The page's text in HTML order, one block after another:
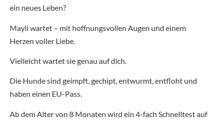
ein neues Leben?
Mayli wartet – mit hoffnungsvollen Augen und einem
Herzen voller Liebe.
Vielleicht wartet sie genau auf dich.
Die Hunde sind geimpft, gechipt, entwurmt, entfloht und
haben einen EU-Pass.
Ab dem Alter von 8 Monaten wird ein 4-fach Schnelltest auf